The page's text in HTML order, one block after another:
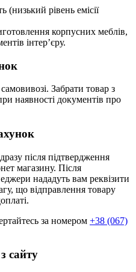
(низький рівень емісії
корпусних меблів,
інтер’єру.
Забрати товар з
наявності документів про
після підтвердження
магазину. Після
нададуть вам реквізити
що відправлення товару
за номером +38 (067)
сайту